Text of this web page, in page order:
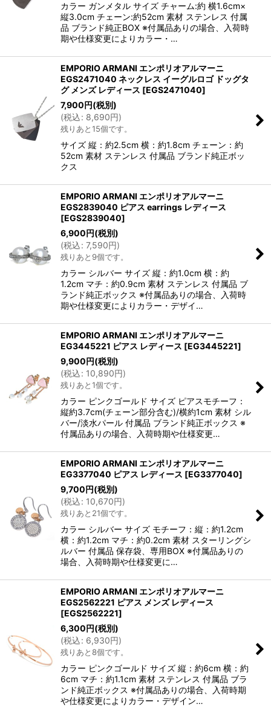
カラー ガンメタル サイズ チャーム:約 横1.6cm×
縦3.0cm チェーン:約52cm 素材 ステンレス 付属
品 ブランド純正BOX ※付属品ありの場合、入荷時
期や仕様変更によりカラー・…
EMPORIO ARMANI エンポリオアルマーニ
EGS2471040 ネックレス イーグルロゴ ドッグタ
グ メンズ レディース [EGS2471040]
7,900円(税別)
(税込: 8,690円)
残りあと15個です。
サイズ 縦：約2.5cm 横：約1.8cm チェーン：約
52cm 素材 ステンレス 付属品 ブランド純正ボッ
クス
EMPORIO ARMANI エンポリオアルマーニ
EGS2839040 ピアス earrings レディース
[EGS2839040]
6,900円(税別)
(税込: 7,590円)
残りあと9個です。
カラー シルバー サイズ 縦：約1.0cm 横：約
1.2cm マチ：約0.9cm 素材 ステンレス 付属品 ブ
ランド純正ボックス ※付属品ありの場合、入荷時
期や仕様変更によりカラー・デザイ…
EMPORIO ARMANI エンポリオアルマーニ
EG3445221 ピアス レディース [EG3445221]
9,900円(税別)
(税込: 10,890円)
残りあと1個です。
カラー ピンクゴールド サイズ ピアスモチーフ：
縦約3.7cm(チェーン部分含む)/横約1cm 素材 シル
バー/淡水パール 付属品 ブランド純正ボックス ※
付属品ありの場合、入荷時期や仕様変更…
EMPORIO ARMANI エンポリオアルマーニ
EG3377040 ピアス レディース [EG3377040]
9,700円(税別)
(税込: 10,670円)
残りあと21個です。
カラー シルバー サイズ モチーフ：縦：約1.2cm
横：約1.2cm マチ：約0.2cm 素材 スターリングシ
ルバー 付属品 保存袋、専用BOX ※付属品ありの
場合、入荷時期や仕様変更に…
EMPORIO ARMANI エンポリオアルマーニ
EGS2562221 ピアス メンズ レディース
[EGS2562221]
6,300円(税別)
(税込: 6,930円)
残りあと8個です。
カラー ピンクゴールド サイズ 縦：約6cm 横：約
6cm マチ：約1.1cm 素材 ステンレス 付属品 ブラ
ンド純正ボックス ※付属品ありの場合、入荷時期
や仕様変更によりカラー・デザイン…